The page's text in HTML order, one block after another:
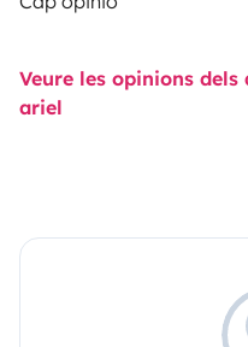
Veure les opinions
ariel